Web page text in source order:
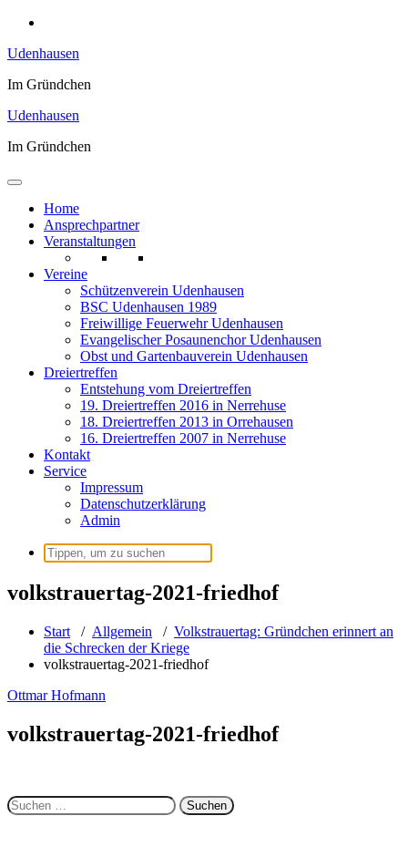
Zum
springen
Udenhausen
Im Gründchen
Udenhausen
Im Gründchen
Home
Ansprechpartner
Veranstaltungen
Vereine
Schützenverein Udenhausen
BSC Udenhausen 1989
Freiwillige Feuerwehr Udenhausen
Evangelischer Posaunenchor Udenhausen
Obst und Gartenbauverein Udenhausen
Dreiertreffen
Entstehung vom Dreiertreffen
19. Dreiertreffen 2016 in Nerrehuse
18. Dreiertreffen 2013 in Orrehausen
16. Dreiertreffen 2007 in Nerrehuse
Kontakt
Service
Impressum
Datenschutzerklärung
Admin
Suchen
nach:
volkstrauertag-2021-friedhof
Start / Allgemein / Volkstrauertag: Gründchen erinnert an
die Schrecken der Kriege
volkstrauertag-2021-friedhof
Ottmar Hofmann
volkstrauertag-2021-friedhof
Suchen
nach: